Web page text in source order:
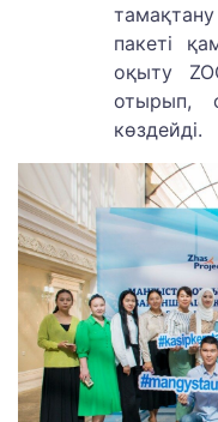
пакеті
оқыту
отырып,
көздейді.